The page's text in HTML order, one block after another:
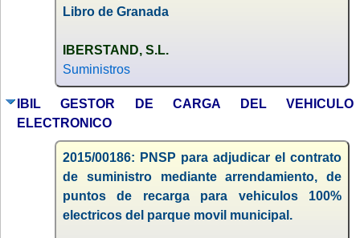
Libro de Granada
IBERSTAND, S.L.
Suministros
IBIL GESTOR DE CARGA DEL VEHICULO
ELECTRONICO
2015/00186: PNSP para adjudicar el contrato
de suministro mediante arrendamiento, de
puntos de recarga para vehiculos 100%
electricos del parque movil municipal.